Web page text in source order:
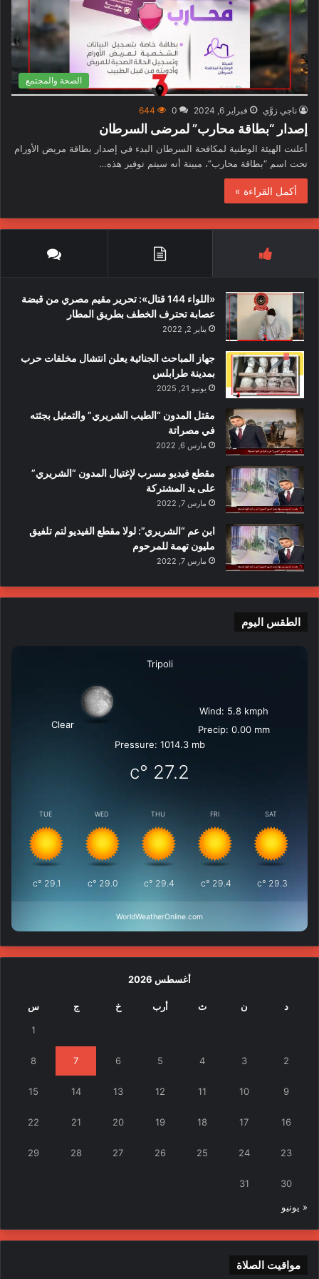
الصحة والمجتمع
ناجي زوَّي فبراير 6, 2024 0
644
إصدار “بطاقة محارب” لمرضى السرطان
أعلنت الهيئة الوطنية لمكافحة السرطان البدء في إصدار بطاقة مريض الأورام
تحت اسم “بطاقة محارب”، مبينة أنه سيتم توفير هذه…
أكمل القراءة »
«اللواء 144 قتال»: تحرير مقيم مصري من قبضة
عصابة تحترف الخطف بطريق المطار
يناير 2, 2022
جهاز المباحث الجنائية يعلن انتشال مخلفات حرب
بمدينة طرابلس
يونيو 21, 2025
مقتل المدون “الطيب الشريري” والتمثيل بجثته
في مصراتة
مارس 6, 2022
مقطع فيديو مسرب لإغتيال المدون “الشريري”
على يد المشتركة
مارس 7, 2022
ابن عم “الشريري”: لولا مقطع الفيديو لتم تلفيق
مليون تهمة للمرحوم
مارس 7, 2022
الطقس اليوم
Tripoli
Clear
Wind: 5.8 kmph
Precip: 0.00 mm
Pressure: 1014.3 mb
27.2
°c
TUE
29.1
°c
WED
29.0
°c
THU
29.4
°c
FRI
29.4
°c
SAT
29.3
°c
WorldWeatherOnline.com
أغسطس 2026
د ن ث أرب خ ج س
1
2
3
4
5
6
7
8
9
10
11
12
13
14
15
16
17
18
19
20
21
22
23
24
25
26
27
28
29
30
31
« يونيو
مواقيت الصلاة